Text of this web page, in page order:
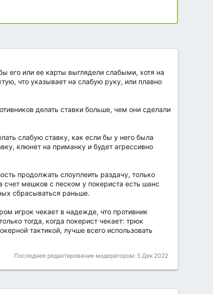
его или ее карты выглядели слабыми, хотя на
что указывает на слабую руку, или плавно
делать ставки больше, чем они сделали
слабую ставку, как если бы у него была
клюнет на приманку и будет агрессивно
продолжать слоуплеить раздачу, только
мешков с песком у покериста есть шанс
сбрасываться раньше.
игрок чекает в надежде, что противник
тогда, когда покерист чекает: трюк
тактикой, лучше всего использовать
Последнее редактирование модератором: 5 Дек 2022